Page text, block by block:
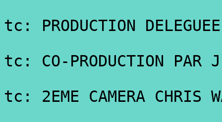
tc: PRODUCTION
tc: CO-PRODUCTION PAR
tc: 2EME CAMERA CHRIS